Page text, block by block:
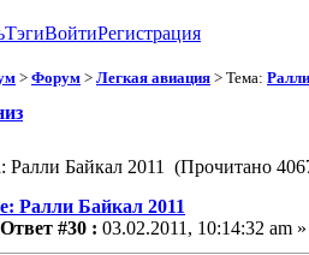
ТэгиВойтиРегистрация
> Форум > Легкая авиация > Тема:
Ралли Байкал 2011 (Прочитано
Ралли Байкал 2011
Ответ #30 : 03.02.2011, 10:14:32 am »